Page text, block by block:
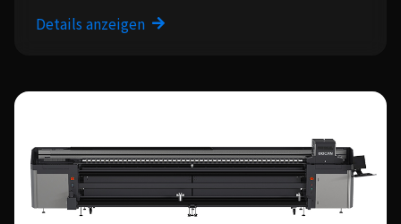
Details anzeigen